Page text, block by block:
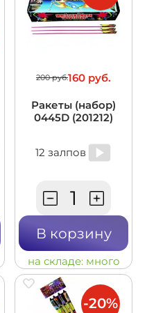
200 руб.160 руб.
Ракеты (набор)
0445D (201212)
12 залпов
В корзину
на складе: много
-20%